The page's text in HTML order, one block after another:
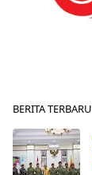
BERITA TERBARU